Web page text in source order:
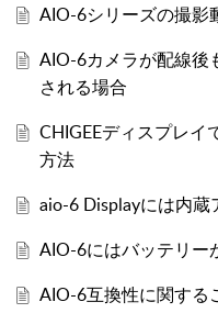
AIO-6シリーズの撮影
AIO-6カメラが配線後
される場合
CHIGEEディスプレ
方法
aio-6 Displayには内蔵
AIO-6にはバッテリー
AIO-6互換性に関する